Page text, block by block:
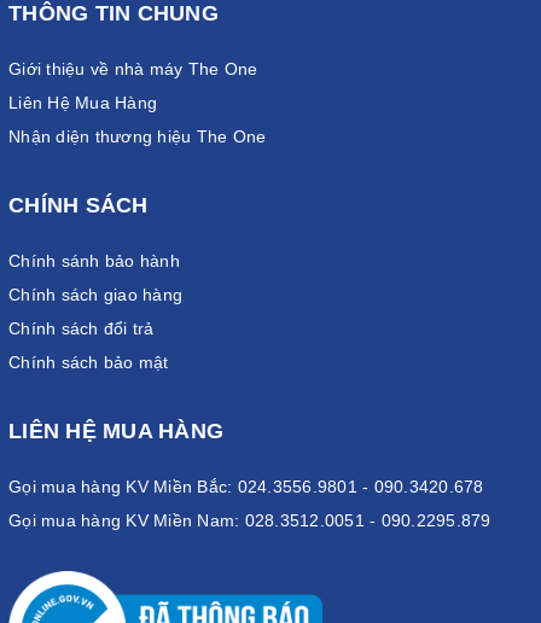
THÔNG TIN CHUNG
Giới thiệu về nhà máy The One
Liên Hệ Mua Hàng
Nhận diện thương hiệu The One
CHÍNH SÁCH
Chính sánh bảo hành
Chính sách giao hàng
Chính sách đổi trả
Chính sách bảo mật
LIÊN HỆ MUA HÀNG
Gọi mua hàng KV Miền Bắc: 024.3556.9801 - 090.3420.678
Gọi mua hàng KV Miền Nam: 028.3512.0051 - 090.2295.879